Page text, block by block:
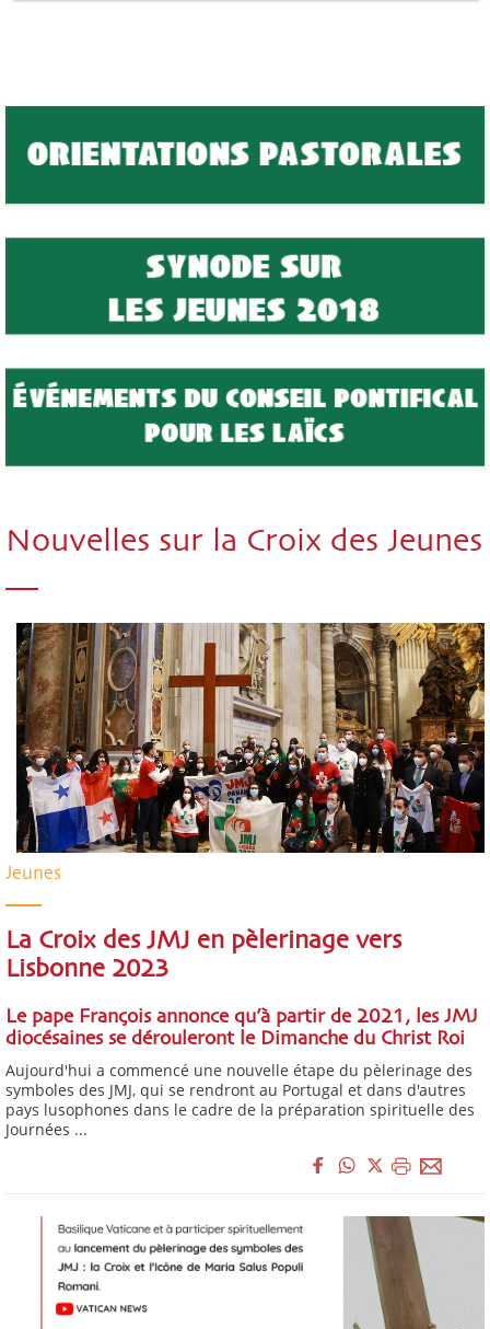
Nouvelles sur la Croix des Jeunes
Jeunes
La Croix des JMJ en pèlerinage vers
Lisbonne 2023
Le pape François annonce qu’à partir de 2021, les JMJ
diocésaines se dérouleront le Dimanche du Christ Roi
Aujourd'hui a commencé une nouvelle étape du pèlerinage des
symboles des JMJ, qui se rendront au Portugal et dans d'autres
pays lusophones dans le cadre de la préparation spirituelle des
Journées ...